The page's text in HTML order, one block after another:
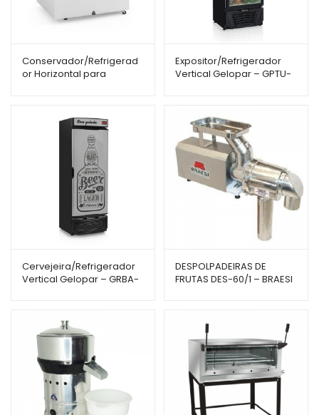
Conservador/Refrigerad
or Horizontal para
Expositor/Refrigerador
Vertical Gelopar – GPTU-
Cervejeira/Refrigerador
Vertical Gelopar – GRBA-
DESPOLPADEIRAS DE
FRUTAS DES-60/1 – BRAESI